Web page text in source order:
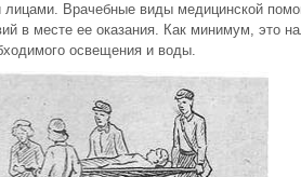
Врачебные виды медицинской
в месте ее оказания. Как минимум, это
освещения и воды.